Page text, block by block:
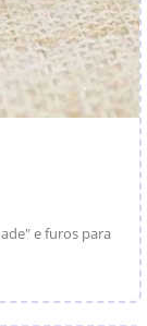
e furos para